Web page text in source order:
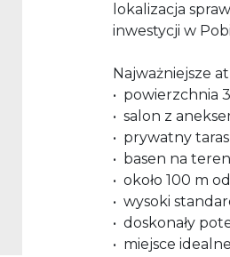
lokalizacja
inwestycji w
Najważniejsze
•⁠ ⁠powierzchnia
•⁠ ⁠salon z
•⁠ ⁠prywatny taras
•⁠ ⁠basen na
•⁠ ⁠około 100 m
•⁠ ⁠wysoki
•⁠ ⁠doskonały
•⁠ ⁠miejsce